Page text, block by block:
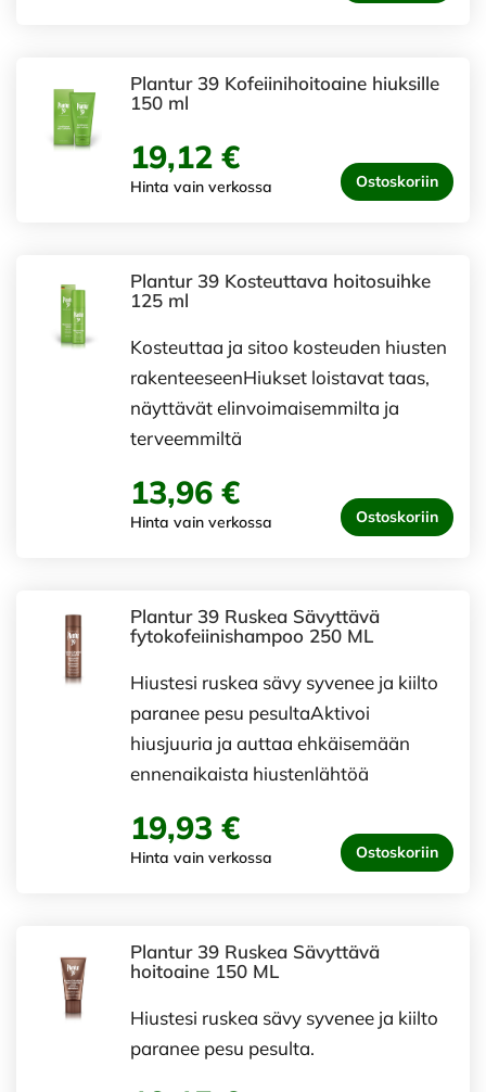
Plantur 39 Kofeiinihoitoaine hiuksille
150 ml
19,12 €
Hinta vain verkossa Ostoskoriin
Plantur 39 Kosteuttava hoitosuihke
125 ml
Kosteuttaa ja sitoo kosteuden hiusten
rakenteeseenHiukset loistavat taas,
näyttävät elinvoimaisemmilta ja
terveemmiltä
13,96 €
Hinta vain verkossa Ostoskoriin
Plantur 39 Ruskea Sävyttävä
fytokofeiinishampoo 250 ML
Hiustesi ruskea sävy syvenee ja kiilto
paranee pesu pesultaAktivoi
hiusjuuria ja auttaa ehkäisemään
ennenaikaista hiustenlähtöä
19,93 €
Hinta vain verkossa Ostoskoriin
Plantur 39 Ruskea Sävyttävä
hoitoaine 150 ML
Hiustesi ruskea sävy syvenee ja kiilto
paranee pesu pesulta.